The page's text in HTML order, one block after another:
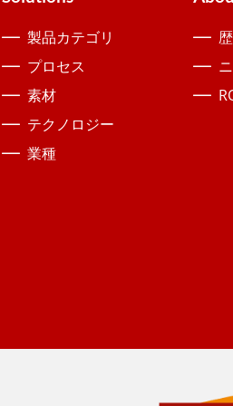
製品カテゴリ
プロセス
素材
テクノロジー
業種